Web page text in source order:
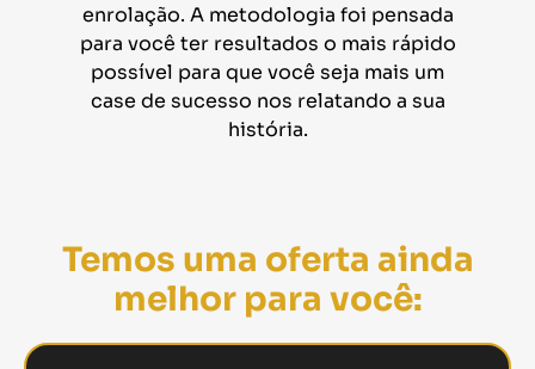
enrolação. A metodologia foi pensada
para você ter resultados o mais rápido
possível para que você seja mais um
case de sucesso nos relatando a sua
história.
Temos uma oferta ainda
melhor para você: